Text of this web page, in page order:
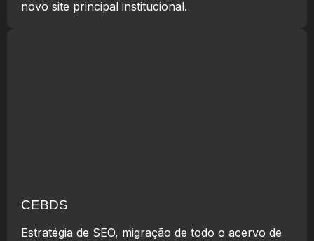
novo site principal institucional.
CEBDS
Estratégia de SEO, migração de todo o acervo de